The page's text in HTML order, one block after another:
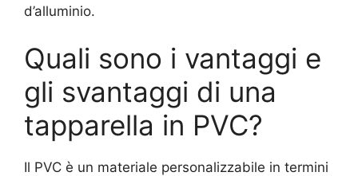
d’alluminio.
Quali sono i vantaggi e
gli svantaggi di una
tapparella in PVC?
Il PVC è un materiale personalizzabile in termini